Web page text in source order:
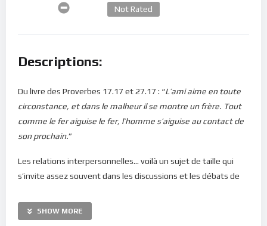
Not Rated
Descriptions:
Du livre des Proverbes 17.17 et 27.17 : “L’ami aime en toute
circonstance, et dans le malheur il se montre un frère. Tout
comme le fer aiguise le fer, l’homme s’aiguise au contact de
son prochain.”
Les relations interpersonnelles… voilà un sujet de taille qui
s’invite assez souvent dans les discussions et les débats de
en tant qu’enfants d’un même Père (Psaume 82.6; Matthieu
6.9) et membres d’un même corps (1 Corinthiens 12.27),
SHOW MORE